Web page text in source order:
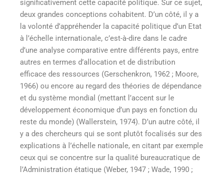
significativement cette capacité politique. Sur ce sujet,
deux grandes conceptions cohabitent. D’un côté, il y a
la volonté d’appréhender la capacité politique d’un Etat
à l’échelle internationale, c’est-à-dire dans le cadre
d’une analyse comparative entre différents pays, entre
autres en termes d’allocation et de distribution
efficace des ressources (Gerschenkron, 1962 ; Moore,
1966) ou encore au regard des théories de dépendance
et du système mondial (mettant l’accent sur le
développement économique d’un pays en fonction du
reste du monde) (Wallerstein, 1974). D’un autre côté, il
y a des chercheurs qui se sont plutôt focalisés sur des
explications à l’échelle nationale, en citant par exemple
ceux qui se concentre sur la qualité bureaucratique de
l’Administration étatique (Weber, 1947 ; Wade, 1990 ;